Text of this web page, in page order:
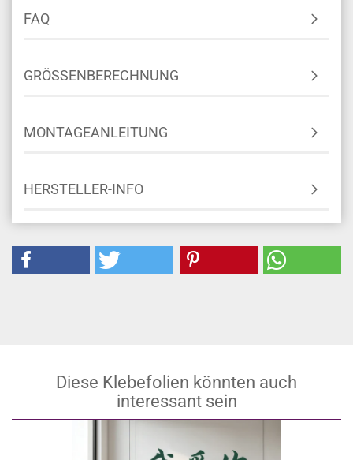
FAQ
GRÖSSENBERECHNUNG
MONTAGEANLEITUNG
HERSTELLER-INFO
Diese Klebefolien könnten auch
interessant sein